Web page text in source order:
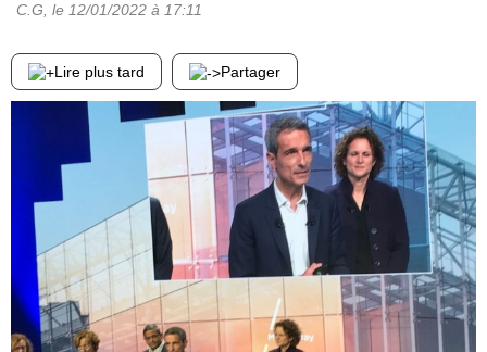
C.G , le 12/01/2022 à 17:11
Lire plus tard Partager